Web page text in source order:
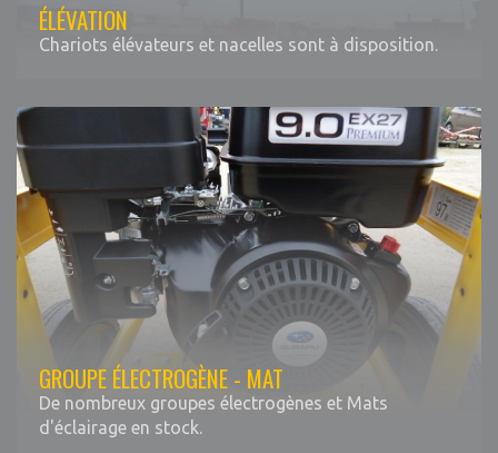
ÉLÉVATION
Chariots élévateurs et nacelles sont à disposition.
GROUPE ÉLECTROGÈNE - MAT
De nombreux groupes électrogènes et Mats
d'éclairage en stock.